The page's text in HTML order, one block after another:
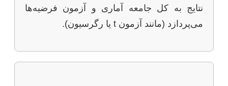
نتایج به کل جامعه آماری و آزمون فرضیه‌ها
می‌پردازد (مانند آزمون t یا رگرسیون).